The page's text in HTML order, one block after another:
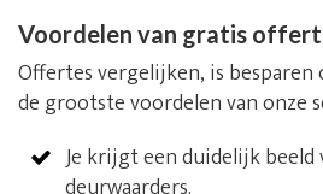
Voordelen van gratis
Offertes vergelijken, is
de grootste voordelen van onze
Je krijgt een duidelijk beeld